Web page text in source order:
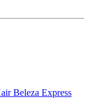
Beleza Express